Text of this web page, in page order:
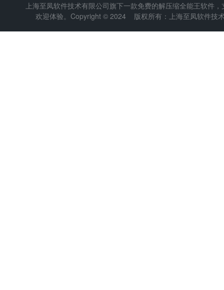
上海至凤软件技术有限公司旗下一款免费的解压缩全能王软件
欢迎体验。Copyright © 2024 版权所有：上海至凤软件技